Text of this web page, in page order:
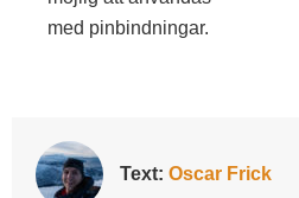
med pinbindningar.
Text: Oscar Frick